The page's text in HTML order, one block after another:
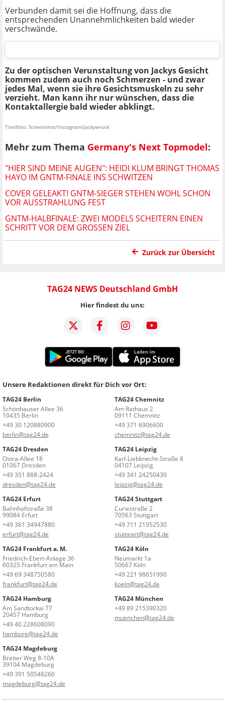
Verbunden damit sei die Hoffnung, dass die
entsprechenden Unannehmlichkeiten bald wieder
verschwände.
Zu der optischen Verunstaltung von Jackys Gesicht
kommen zudem auch noch Schmerzen - und zwar
jedes Mal, wenn sie ihre Gesichtsmuskeln zu sehr
verzieht. Man kann ihr nur wünschen, dass die
Kontaktallergie bald wieder abklingt.
Titelfoto: Screenshot/Instagram/jackywruck
Mehr zum Thema Germany's Next Topmodel:
"HIER SIND MEINE AUGEN": HEIDI KLUM BRINGT THOMAS
HAYO IM GNTM-FINALE INS SCHWITZEN
COVER GELEAKT! GNTM-SIEGER STEHEN WOHL SCHON
VOR AUSSTRAHLUNG FEST
GNTM-HALBFINALE: ZWEI MODELS SCHEITERN EINEN
SCHRITT VOR DEM GROSSEN ZIEL
Zurück zur Übersicht
TAG24 NEWS Deutschland GmbH
Hier findest du uns:
Unsere Redaktionen direkt für Dich vor Ort:
TAG24 Berlin
Schönhauser Allee 36
10435 Berlin
+49 30 120880900
berlin@tag24.de
TAG24 Chemnitz
Am Rathaus 2
09111 Chemnitz
+49 371 6906600
chemnitz@tag24.de
TAG24 Dresden
Ostra-Allee 18
01067 Dresden
+49 351 888-2424
dresden@tag24.de
TAG24 Leipzig
Karl-Liebknecht-Straße 8
04107 Leipzig
+49 341 24250430
leipzig@tag24.de
TAG24 Erfurt
Bahnhofstraße 38
99084 Erfurt
+49 361 34947880
erfurt@tag24.de
TAG24 Stuttgart
Curiestraße 2
70563 Stuttgart
+49 711 21952530
stuttgart@tag24.de
TAG24 Frankfurt a. M.
Friedrich-Ebert-Anlage 36
60325 Frankfurt am Main
+49 69 348750580
frankfurt@tag24.de
TAG24 Köln
Neumarkt 1a
50667 Köln
+49 221 98651990
koeln@tag24.de
TAG24 Hamburg
Am Sandtorkai 77
20457 Hamburg
+49 40 228608090
hamburg@tag24.de
TAG24 München
+49 89 215390320
muenchen@tag24.de
TAG24 Magdeburg
Breiter Weg 8-10A
39104 Magdeburg
+49 391 50548260
magdeburg@tag24.de